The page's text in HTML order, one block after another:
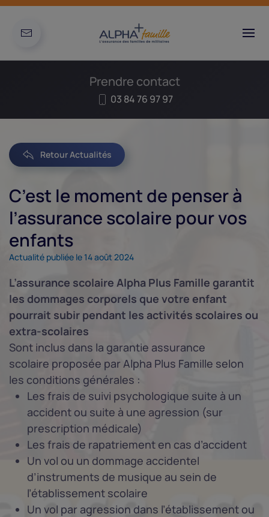
Prendre contact
03 84 76 97 97
Retour Actualités
C’est le moment de penser à
l’assurance scolaire pour vos
enfants
Actualité publiée le 14 août 2024
L’assurance scolaire Alpha Plus Famille garantit
les dommages corporels que votre enfant
pourrait subir pendant les activités scolaires ou
extra-scolaires
Sont inclus dans la garantie assurance
scolaire proposée par Alpha Plus Famille selon
les conditions générales :
Les frais de suivi psychologique suite à un
accident ou suite à une agression (sur
prescription médicale)
Les frais de rapatriement en cas d’accident
Un vol ou un dommage accidentel
d’instruments de musique au sein de
l’établissement scolaire
Un vol par agression dans l’établissement ou